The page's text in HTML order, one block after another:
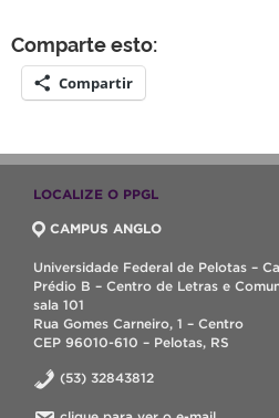
Comparte esto:
Compartir
LOCALIZE O PPGL
CAMPUS ANGLO
Universidade Federal de Pelotas –
Prédio B – Centro de Letras e
sala 101
Rua Gomes Carneiro, 1 – Centro
CEP 96010-610 – Pelotas, RS
(53) 32843812